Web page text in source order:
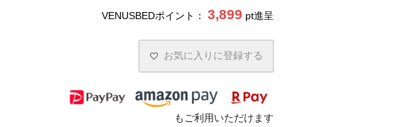
VENUSBEDポイント： 3,899 pt進呈
お気に入りに登録する
もご利用いただけます